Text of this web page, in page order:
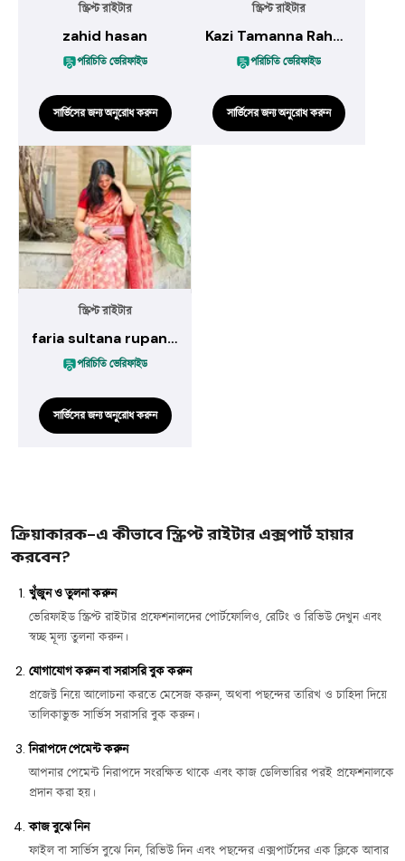
স্ক্রিপ্ট রাইটার
zahid hasan
পরিচিতি ভেরিফাইড
সার্ভিসের জন্য অনুরোধ করুন
স্ক্রিপ্ট রাইটার
Kazi Tamanna Rahman
পরিচিতি ভেরিফাইড
সার্ভিসের জন্য অনুরোধ করুন
স্ক্রিপ্ট রাইটার
faria sultana rupanty
পরিচিতি ভেরিফাইড
সার্ভিসের জন্য অনুরোধ করুন
ক্রিয়াকারক-এ কীভাবে স্ক্রিপ্ট রাইটার এক্সপার্ট হায়ার
করবেন?
খুঁজুন ও তুলনা করুন
ভেরিফাইড স্ক্রিপ্ট রাইটার প্রফেশনালদের পোর্টফোলিও, রেটিং ও রিভিউ দেখুন এবং
স্বচ্ছ মূল্য তুলনা করুন।
যোগাযোগ করুন বা সরাসরি বুক করুন
প্রজেক্ট নিয়ে আলোচনা করতে মেসেজ করুন, অথবা পছন্দের তারিখ ও চাহিদা দিয়ে
তালিকাভুক্ত সার্ভিস সরাসরি বুক করুন।
নিরাপদে পেমেন্ট করুন
আপনার পেমেন্ট নিরাপদে সংরক্ষিত থাকে এবং কাজ ডেলিভারির পরই প্রফেশনালকে
প্রদান করা হয়।
কাজ বুঝে নিন
ফাইল বা সার্ভিস বুঝে নিন, রিভিউ দিন এবং পছন্দের এক্সপার্টদের এক ক্লিকে আবার